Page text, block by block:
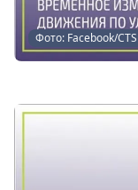
Фото: Facebook/CTS